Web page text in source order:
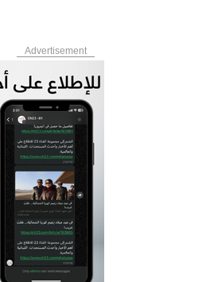
Advertisement